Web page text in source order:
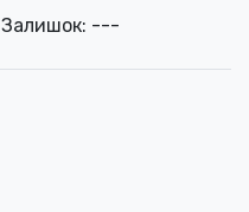
Залишок: ---